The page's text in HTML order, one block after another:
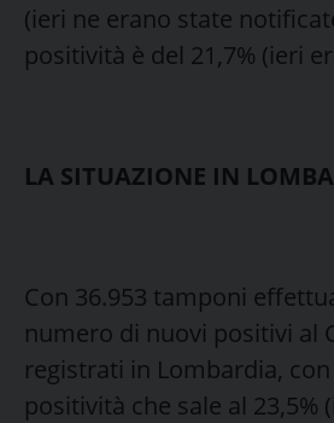
(ieri ne erano state
positività è del 21,7% (ieri
LA SITUAZIONE IN
Con 36.953 tamponi
numero di nuovi positivi al
registrati in Lombardia,
positività che sale al 23,5%